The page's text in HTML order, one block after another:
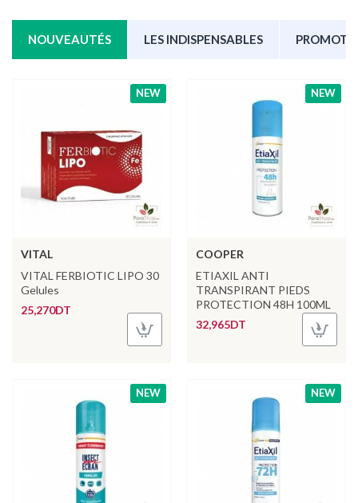
NOUVEAUTÉS LES INDISPENSABLES
NEW
VITAL
VITAL FERBIOTIC LIPO 30
Gelules
25,270DT
NEW
COOPER
ETIAXIL ANTI
TRANSPIRANT PIEDS
PROTECTION 48H 100ML
32,965DT
NEW NEW